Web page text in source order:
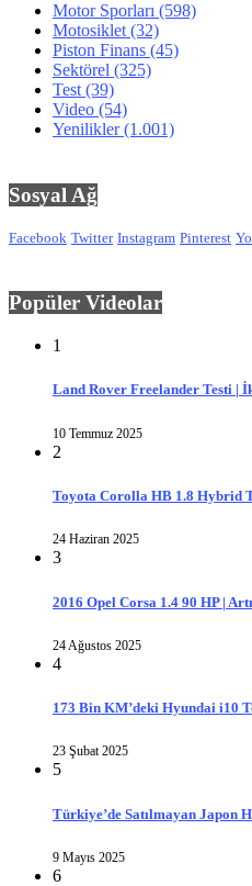
Motor Sporları (598)
Motosiklet (32)
Piston Finans (45)
Sektörel (325)
Test (39)
Video (54)
Yenilikler(1.001)
Sosyal Ağ
Facebook Twitter Instagram Pinterest
Popüler Videolar
1
Land Rover Freelander Testi |
10 Temmuz 2025
2
Toyota Corolla HB 1.8 Hybrid
24 Haziran 2025
3
2016 Opel Corsa 1.4 90 HP |
24 Ağustos 2025
4
173 Bin KM’deki Hyundai i10
23 Şubat 2025
5
Türkiye’de Satılmayan Japon
9 Mayıs 2025
6